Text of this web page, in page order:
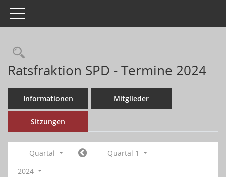
Toggle navigation
Ratsfraktion SPD - Termine 2024
Informationen Mitglieder
Sitzungen
Quartal
Quartal 1
2024